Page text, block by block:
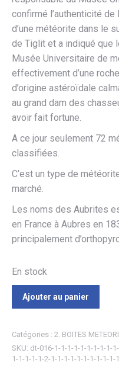
confirmé l’authenticité
d’une météorite dans le
de Tiglit et a indiqué que
Musée Universitaire de
effectivement d’une
d’origine astéroïdale
au grand dam des
avoir fait fortune.
A ce jour seulement 72
classifiées.
C’est un type de
marché.
Les noms des Aubrites
en France à Aubres en
principalement
En stock
Ajouter au panier
Catégories : 2. BOITES
SKU: dt-016-1-1-1-1-1-1-1-1-1-
1-1-1-1-1-2-1-1-1-1-1-1-1-1-1-1-